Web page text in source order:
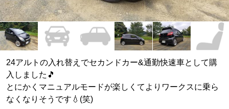
24アルトの入れ替えでセカンドカー&通勤快速車として購
入しました🎵
とにかくマニュアルモードが楽しくてよりワークスに乗ら
なくなりそうです💧(笑)